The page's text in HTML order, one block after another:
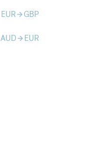
EURarrow_forward GBP
AUDarrow_forward EUR